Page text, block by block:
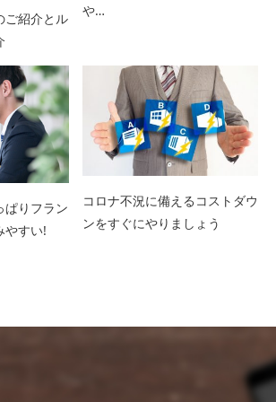
ご紹介とル
や…
ぱりフラン
やすい!
コロナ不況に備えるコストダウ
ンをすぐにやりましょう